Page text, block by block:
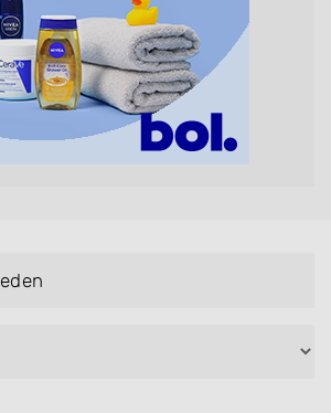
een keratinebehandeling, een
make-up & visagie,
het trimmen van
U kunt de zoekresultaten
van de specialisatie filter en u